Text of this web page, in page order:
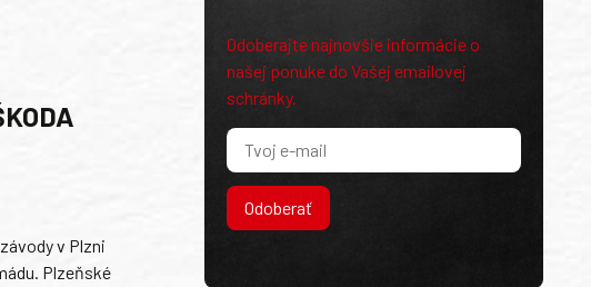
v Plzni
Plzeňské
Odoberajte najnovšie informácie o
našej ponuke do Vašej emailovej
schránky.
Odoberať